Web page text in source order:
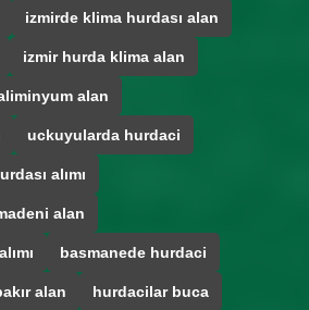
izmirde klima hurdası alan
izmir hurda klima alan
alan
uckuyularda hurdaci
alımı
alan
basmanede hurdaci
alan hurdacilar buca